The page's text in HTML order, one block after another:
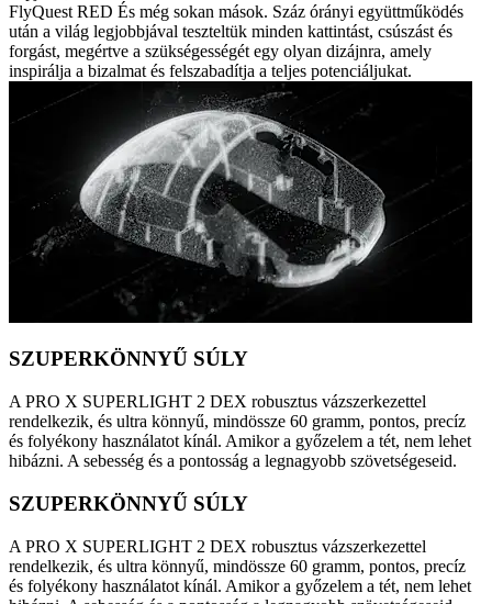
FlyQuest RED És még sokan mások. Száz órányi együttműködés
után a világ legjobbjával teszteltük minden kattintást, csúszást és
forgást, megértve a szükségességét egy olyan dizájnra, amely
inspirálja a bizalmat és felszabadítja a teljes potenciáljukat.
SZUPERKÖNNYŰ SÚLY
A PRO X SUPERLIGHT 2 DEX robusztus vázszerkezettel
rendelkezik, és ultra könnyű, mindössze 60 gramm, pontos, precíz
és folyékony használatot kínál. Amikor a győzelem a tét, nem lehet
hibázni. A sebesség és a pontosság a legnagyobb szövetségeseid.
SZUPERKÖNNYŰ SÚLY
A PRO X SUPERLIGHT 2 DEX robusztus vázszerkezettel
rendelkezik, és ultra könnyű, mindössze 60 gramm, pontos, precíz
és folyékony használatot kínál. Amikor a győzelem a tét, nem lehet